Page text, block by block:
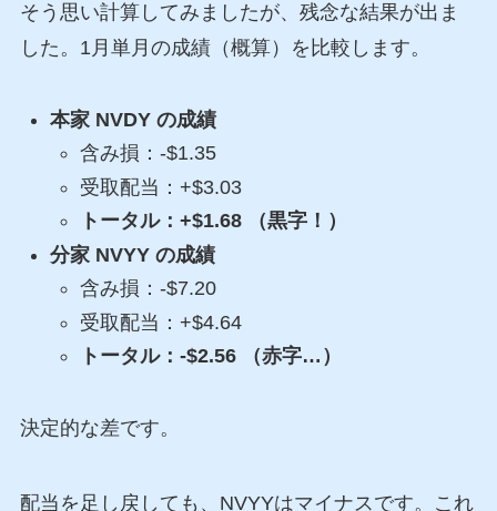
そう思い計算してみましたが、残念な結果が出ま
した。1月単月の成績（概算）を比較します。
本家 NVDY の成績
含み損：-$1.35
受取配当：+$3.03
トータル：+$1.68 （黒字！）
分家 NVYY の成績
含み損：-$7.20
受取配当：+$4.64
トータル：-$2.56 （赤字…）
決定的な差です。
配当を足し戻しても、NVYYはマイナスです。これ